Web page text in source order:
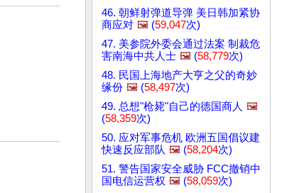
46. 朝鲜射弹道导弹 美日韩加紧协
商应对 🖼️ (59,047次)
47. 美参院外委会通过法案 制裁危
害南海中共人士 🖼️ (58,779次)
48. 民国上海地产大亨之父的奇妙
缘份 🖼️ (58,497次)
49. 总想"枪毙"自己的德国商人 🖼️
(58,359次)
50. 应对军事危机 欧洲五国倡议建
快速反应部队 🖼️ (58,204次)
51. 警告国家安全威胁 FCC撤销中
国电信运营权 🖼️ (58,059次)